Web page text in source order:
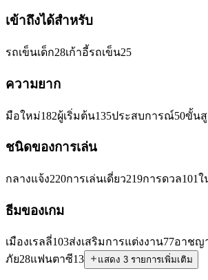
เข้าถึงได้สำหรับ
รถเข็นเด็ก28เก้าอี้รถเข็น25
ความยาก
มือใหม่182ผู้เริ่มต้น135ประสบการณ์50ขั้นสู
ชนิดของการเล่น
กลางแจ้ง220การเล่นเดี่ยว219การดวล101ใ
ธีมของเกม
เมืองเรลลี่103ส่งเสริมการแต่งงาน77อาชญ
ภัย28แฟนตาซี13 แสดง 3 รายการเพิ่มเติม